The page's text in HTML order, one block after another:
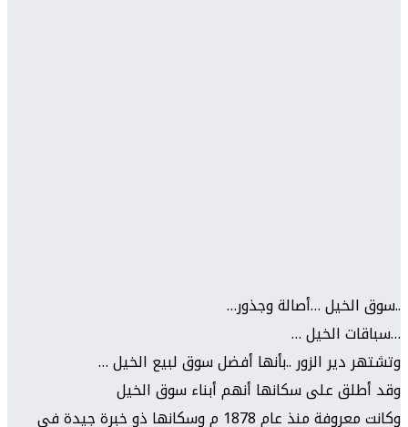
..سوق الخيل …أصالة وجذور…
…سباقات الخيل …
وتشتهر دير الزور ..بأنها أفضل سوق لبيع الخيل …
وقد أطلق على سكانها أنهم أبناء سوق الخيل
وكانت معروفة منذ عام 1878 م وسكانها ذو خبرة جيدة في